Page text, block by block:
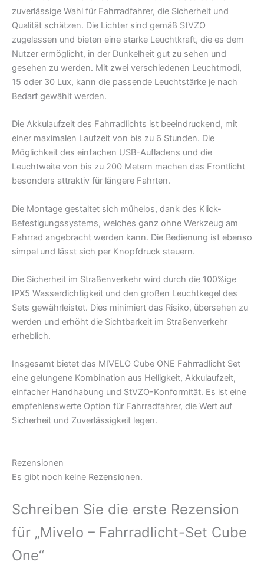
zuverlässige Wahl für Fahrradfahrer, die Sicherheit und
Qualität schätzen. Die Lichter sind gemäß StVZO
zugelassen und bieten eine starke Leuchtkraft, die es dem
Nutzer ermöglicht, in der Dunkelheit gut zu sehen und
gesehen zu werden. Mit zwei verschiedenen Leuchtmodi,
15 oder 30 Lux, kann die passende Leuchtstärke je nach
Bedarf gewählt werden.
Die Akkulaufzeit des Fahrradlichts ist beeindruckend, mit
einer maximalen Laufzeit von bis zu 6 Stunden. Die
Möglichkeit des einfachen USB-Aufladens und die
Leuchtweite von bis zu 200 Metern machen das Frontlicht
besonders attraktiv für längere Fahrten.
Die Montage gestaltet sich mühelos, dank des Klick-
Befestigungssystems, welches ganz ohne Werkzeug am
Fahrrad angebracht werden kann. Die Bedienung ist ebenso
simpel und lässt sich per Knopfdruck steuern.
Die Sicherheit im Straßenverkehr wird durch die 100%ige
IPX5 Wasserdichtigkeit und den großen Leuchtkegel des
Sets gewährleistet. Dies minimiert das Risiko, übersehen zu
werden und erhöht die Sichtbarkeit im Straßenverkehr
erheblich.
Insgesamt bietet das MIVELO Cube ONE Fahrradlicht Set
eine gelungene Kombination aus Helligkeit, Akkulaufzeit,
einfacher Handhabung und StVZO-Konformität. Es ist eine
empfehlenswerte Option für Fahrradfahrer, die Wert auf
Sicherheit und Zuverlässigkeit legen.
Rezensionen
Es gibt noch keine Rezensionen.
Schreiben Sie die erste Rezension
für „Mivelo – Fahrradlicht-Set Cube
One“